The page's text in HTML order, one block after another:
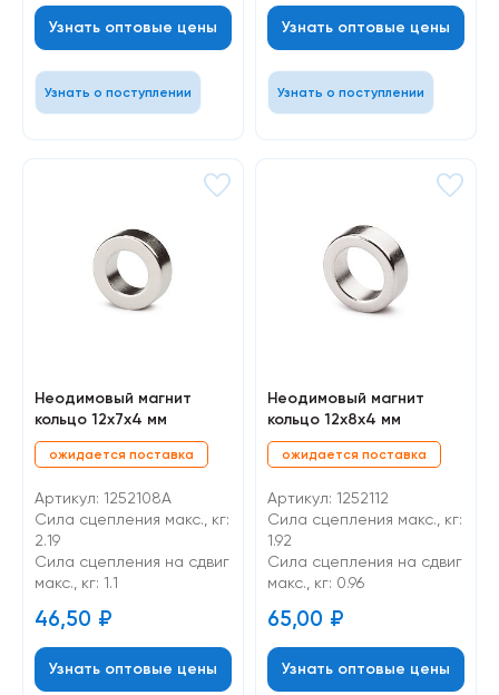
Узнать оптовые цены
Узнать о поступлении
Узнать оптовые цены
Узнать о поступлении
Неодимовый магнит
кольцо 12х7х4 мм
ожидается поставка
Артикул: 1252108А
Сила сцепления макс., кг:
2.19
Cила сцепления на сдвиг
макс., кг: 1.1
46,50 ₽
Узнать оптовые цены
Неодимовый магнит
кольцо 12х8х4 мм
ожидается поставка
Артикул: 1252112
Сила сцепления макс., кг:
1.92
Cила сцепления на сдвиг
макс., кг: 0.96
65,00 ₽
Узнать оптовые цены